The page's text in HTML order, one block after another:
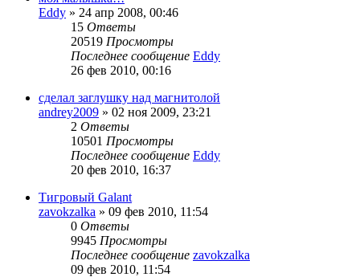
Eddy » 24 апр 2008, 00:46
15 Ответы
20519 Просмотры
Последнее сообщение Eddy
26 фев 2010, 00:16
сделал заглушку над магнитолой
andrey2009 » 02 ноя 2009, 23:21
2 Ответы
10501 Просмотры
Последнее сообщение Eddy
20 фев 2010, 16:37
Тигровый Galant
zavokzalka » 09 фев 2010, 11:54
0 Ответы
9945 Просмотры
Последнее сообщение zavokzalka
09 фев 2010, 11:54